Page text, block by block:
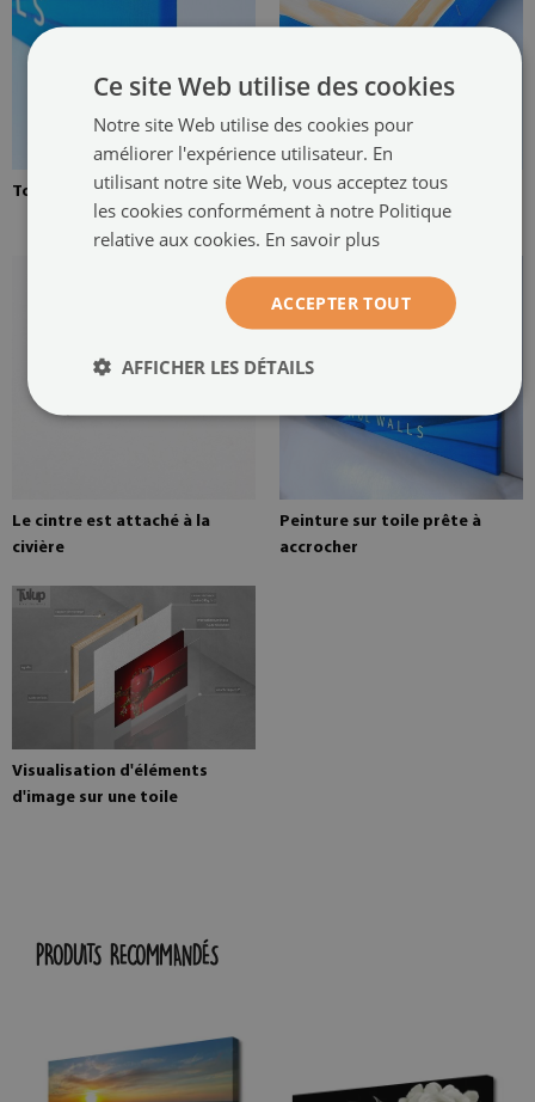
Toile tendue sur une civière
Brancard en pin pour une
peinture sur toile
Le cintre est attaché à la
civière
Peinture sur toile prête à
accrocher
Visualisation d'éléments
d'image sur une toile
PRODUITS RECOMMANDÉS
Ce site Web utilise des cookies
Notre site Web utilise des cookies pour
améliorer l'expérience utilisateur. En
utilisant notre site Web, vous acceptez tous
les cookies conformément à notre Politique
relative aux cookies. En savoir plus
ACCEPTER TOUT
AFFICHER LES DÉTAILS